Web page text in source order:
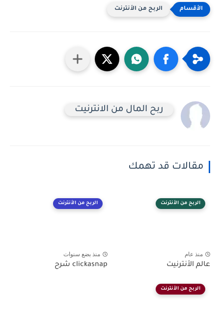
الربح من الأنترنت
ربح المال من الانترنيت
مقالات قد تهمك
الربح من الأنترنت
منذ عام
عالم الأنترنيت
الربح من الأنترنت
منذ بضع سنوات
clickasnap شرح
الربح من الأنترنت